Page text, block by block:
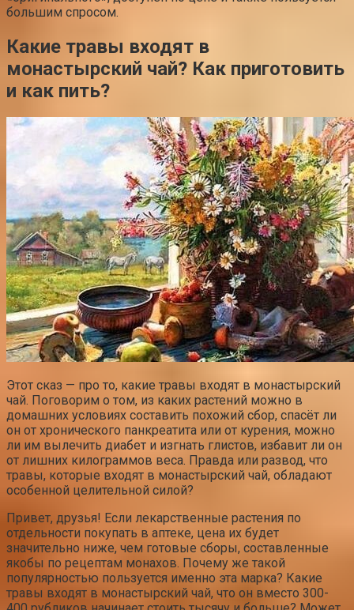
большим спросом.
Какие травы входят в
монастырский чай? Как приготовить
и как пить?
Этот сказ — про то, какие травы входят в монастырский
чай. Поговорим о том, из каких растений можно в
домашних условиях составить похожий сбор, спасёт ли
он от хронического панкреатита или от курения, можно
ли им вылечить диабет и изгнать глистов, избавит ли он
от лишних килограммов веса. Правда или развод, что
травы, которые входят в монастырский чай, обладают
особенной целительной силой?
Привет, друзья! Если лекарственные растения по
отдельности покупать в аптеке, цена их будет
значительно ниже, чем готовые сборы, составленные
якобы по рецептам монахов. Почему же такой
популярностью пользуется именно эта марка? Какие
травы входят в монастырский чай, что он вместо 300-